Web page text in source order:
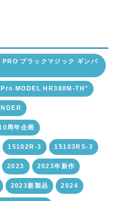
ブラックマジック ギンバ
MODEL HR380M-TH"
周年企画
15102R-3 15103RS-3
2023 2023年新作
2023新製品 2024